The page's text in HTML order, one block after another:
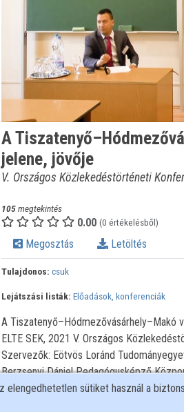
A
jelene, jövője
V. Országos Közlekedéstörténeti
105megtekintés
0.00 (0 értékelésből)
Megosztás Letöltés
Tulajdonos: csuk
Lejátszási listák: Előadások, konferenciák
A Tiszatenyő–Hódmezővásárhely–Makó
ELTE SEK, 2021 V. Országos
Szervezők: Eötvös Loránd
Berzsenyi Dániel Pedagógusképző
Tagozat Közlekedéstörténeti
elengedhetetlen sütiket használ a